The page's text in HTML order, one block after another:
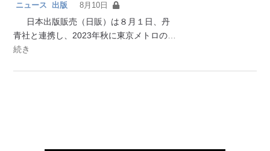
ニュース
出版 8月10日
日本出版販売（日販）は８月１日、丹
青社と連携し、2023年秋に東京メトロの
続き